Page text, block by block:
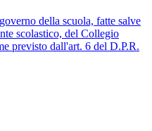
della scuola, fatte salve
scolastico, del Collegio
previsto dall'art. 6 del D.P.R.